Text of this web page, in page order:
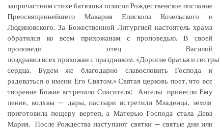
запричастном стихе батюшка огласил Рождественское послание
Преосвященнейшего Макария Епископа Козельского и
Людиновского. За Божественной Литургией настоятель храма
обратился ко всем прихожанам с проповедью. В своей
проповеди отец Василий
поздравил всех прихожан с праздником. «Дорогие братья и
сердца. Будем же благодарно славословить Господа и
радоваться о имени Его Святом.» Святая церковь поет, что все
творение Божие встречало Спасителя: Ангелы принесли Ему
пение, волхвы — дары, пастыри встретили Младенца, земля
приготовила пещеру вертеп, а Матерью Господа стала Дева
Мария. После Рождества наступают святки — святые дни или